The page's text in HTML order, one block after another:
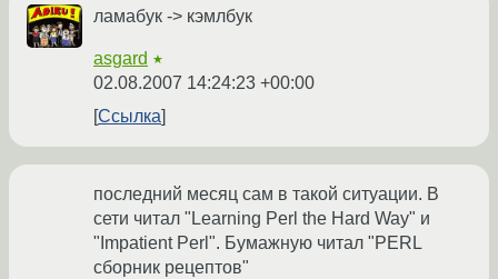
ламабук -> кэмлбук
asgard ★
02.08.2007 14:24:23 +00:00
Ссылка
последний месяц сам в такой ситуации. В
сети читал "Learning Perl the Hard Way" и
"Impatient Perl". Бумажную читал "PERL
сборник рецептов"